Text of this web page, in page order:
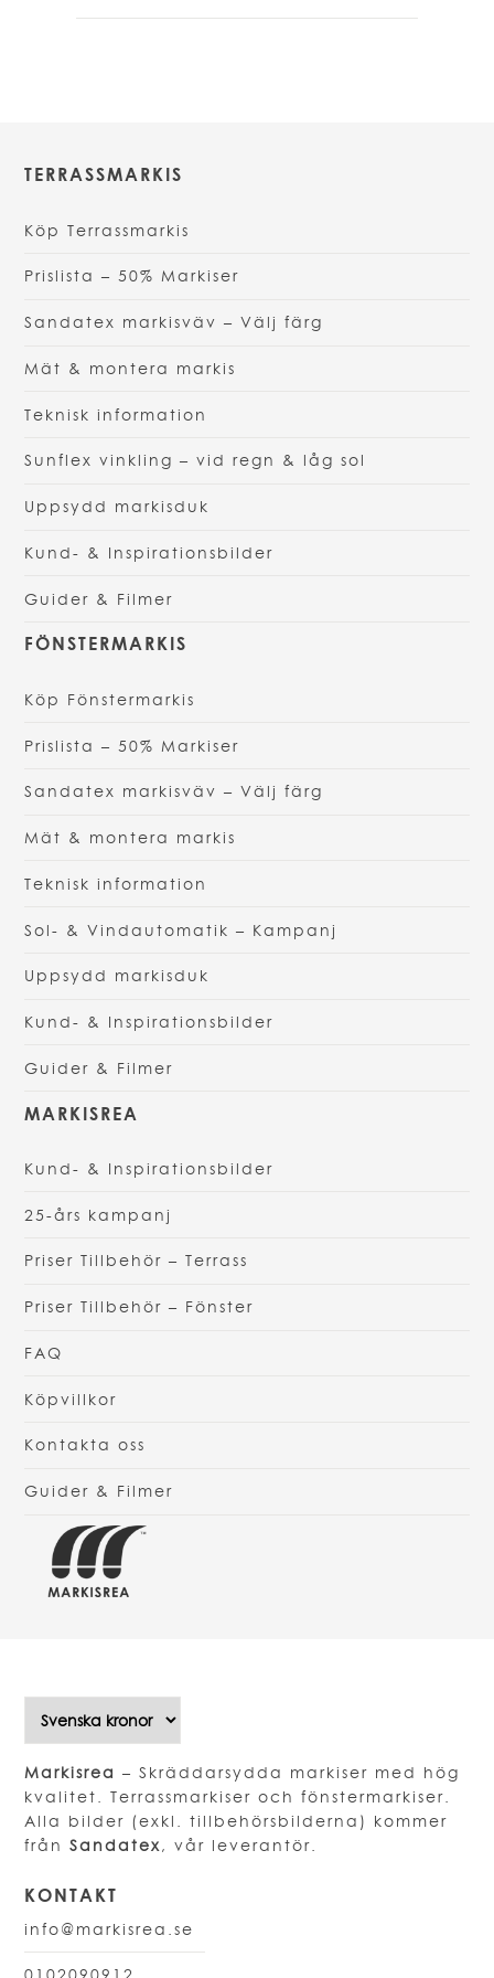
har
TERRASSMARKIS
Köp Terrassmarkis
Prislista – 50% Markiser
Sandatex markisväv – Välj färg
Mät & montera markis
Teknisk information
Sunflex vinkling – vid regn & låg sol
Uppsydd markisduk
Kund- & Inspirationsbilder
Guider & Filmer
FÖNSTERMARKIS
Köp Fönstermarkis
Prislista – 50% Markiser
Sandatex markisväv – Välj färg
Mät & montera markis
Teknisk information
Sol- & Vindautomatik – Kampanj
Uppsydd markisduk
Kund- & Inspirationsbilder
Guider & Filmer
MARKISREA
Kund- & Inspirationsbilder
25-års kampanj
Priser Tillbehör – Terrass
Priser Tillbehör – Fönster
FAQ
Köpvillkor
Kontakta oss
Guider & Filmer
Markisrea – Skräddarsydda markiser med hög
kvalitet. Terrassmarkiser och fönstermarkiser.
Alla bilder (exkl. tillbehörsbilderna) kommer
frånSandatex, vår leverantör.
KONTAKT
info@markisrea.se